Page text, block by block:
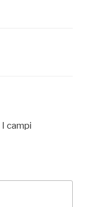
I campi